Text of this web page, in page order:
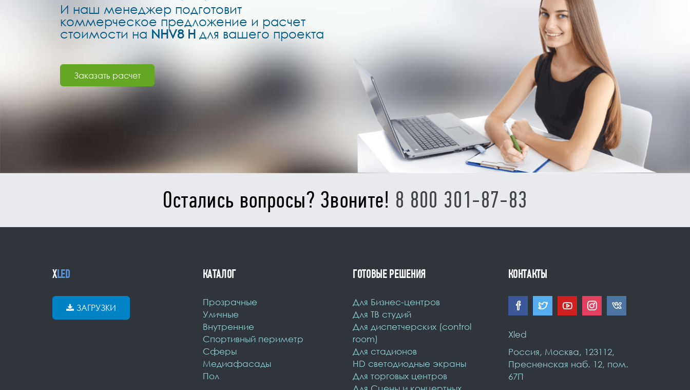
И наш менеджер подготовит
коммерческое предложение и расчет
стоимости на NHV8 H для вашего проекта
Заказать расчет
Остались вопросы? Звоните! 8 800 301-87-83
XLED
ЗАГРУЗКИ
КАТАЛОГ
Прозрачные
Уличные
Внутренние
Спортивный периметр
Cферы
Медиафасады
Пол
ГОТОВЫЕ РЕШЕНИЯ
Для Бизнес-центров
Для ТВ студий
Для диспетчерских (control
room)
Для стадионов
HD светодиодные экраны
Для торговых центров
КОНТАКТЫ
Xled
Россия, Москва, 123112,
Пресненская наб. 12, пом.
67П